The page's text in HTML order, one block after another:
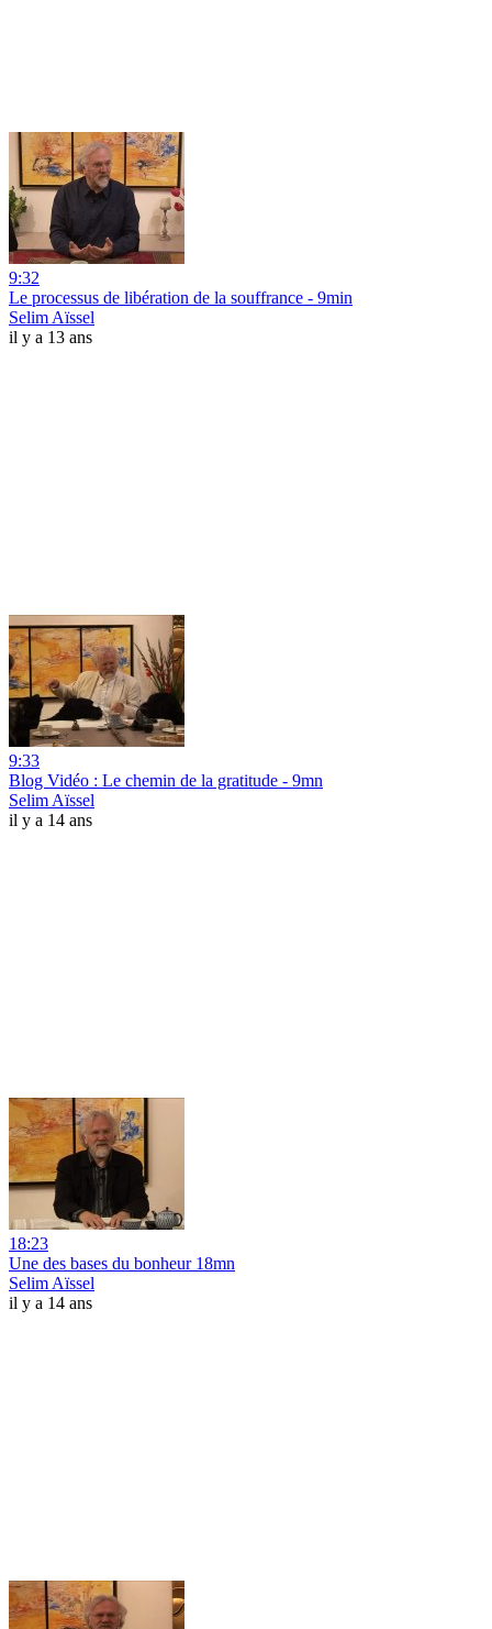
9:32
Le processus de libération de la souffrance - 9min
Selim Aïssel
il y a 13 ans
9:33
Blog Vidéo : Le chemin de la gratitude - 9mn
Selim Aïssel
il y a 14 ans
18:23
Une des bases du bonheur 18mn
Selim Aïssel
il y a 14 ans